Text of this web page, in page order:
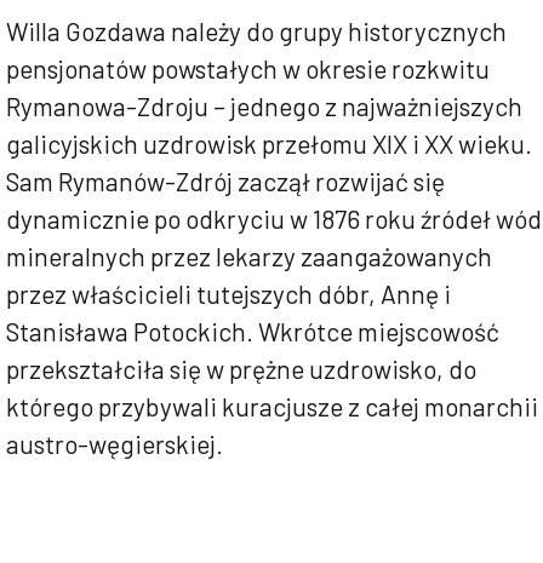
Willa Gozdawa należy do grupy historycznych
pensjonatów powstałych w okresie rozkwitu
Rymanowa-Zdroju – jednego z najważniejszych
galicyjskich uzdrowisk przełomu XIX i XX wieku.
Sam Rymanów-Zdrój zaczął rozwijać się
dynamicznie po odkryciu w 1876 roku źródeł wód
mineralnych przez lekarzy zaangażowanych
przez właścicieli tutejszych dóbr, Annę i
Stanisława Potockich. Wkrótce miejscowość
przekształciła się w prężne uzdrowisko, do
którego przybywali kuracjusze z całej monarchii
austro-węgierskiej.